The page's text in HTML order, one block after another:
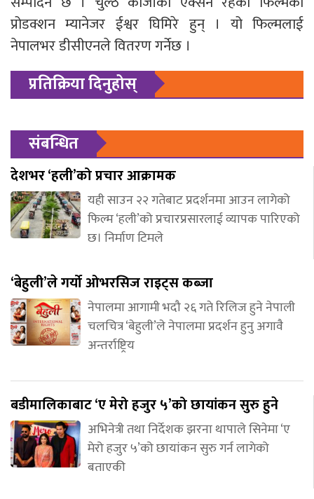
प्रोडक्शन म्यानेजर ईश्वर घिमिरे हुन् । यो फिल्मलाई
नेपालभर डीसीएनले वितरण गर्नेछ ।
प्रतिक्रिया दिनुहोस्
संबन्धित
देशभर ‘हली’को प्रचार आक्रामक
यही साउन २२ गतेबाट प्रदर्शनमा आउन लागेको
फिल्म ‘हली’को प्रचारप्रसारलाई व्यापक पारिएको
छ। निर्माण टिमले
‘बेहुली’ले गर्यो ओभरसिज राइट्स कब्जा
नेपालमा आगामी भदौ २६ गते रिलिज हुने नेपाली
चलचित्र ‘बेहुली’ले नेपालमा प्रदर्शन हुनु अगावै
अन्तर्राष्ट्रिय
बडीमालिकाबाट ‘ए मेरो हजुर ५’को छायांकन सुरु हुने
अभिनेत्री तथा निर्देशक झरना थापाले सिनेमा ‘ए
मेरो हजुर ५’को छायांकन सुरु गर्न लागेको
बताएकी